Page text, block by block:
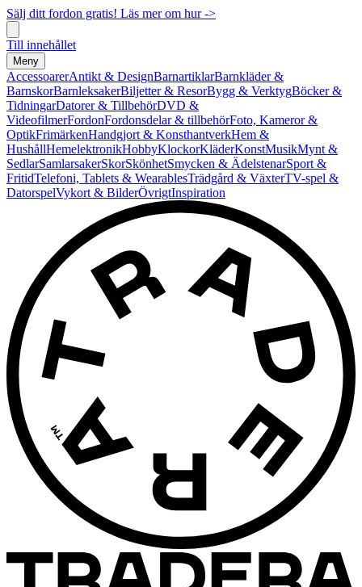
Sälj ditt fordon gratis! Läs mer om hur ->
Till innehållet
Meny
AccessoarerAntikt & DesignBarnartiklarBarnkläder &
BarnskorBarnleksakerBiljetter & ResorBygg & VerktygBöcker &
TidningarDatorer & TillbehörDVD &
VideofilmerFordonFordonsdelar & tillbehörFoto, Kameror &
OptikFrimärkenHandgjort & KonsthantverkHem &
HushållHemelektronikHobbyKlockorKläderKonstMusikMynt &
SedlarSamlarsakerSkorSkönhetSmycken & ÄdelstenarSport &
FritidTelefoni, Tablets & WearablesTrädgård & VäxterTV-spel &
DatorspelVykort & BilderÖvrigtInspiration